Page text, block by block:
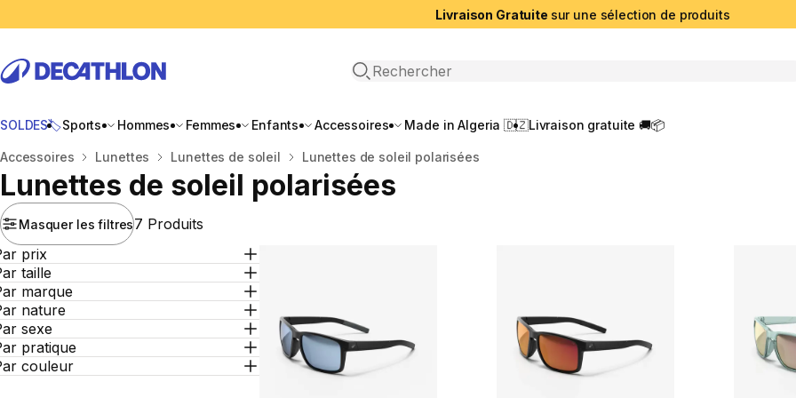
Livraison Gratuite sur une sélection de produits
Recherche ouverte
SOLDES🏷️Sports Hommes Femmes Enfants Accessoires Made in Algeria 🇩🇿Livraison gratuite 🚚📦
Accueil
Accessoires Lunettes Lunettes de soleil Lunettes de soleil polarisées
Lunettes de soleil polarisées
Masquer les filtres7 Produits
prix
taille
marque
nature
sexe
pratique
couleur